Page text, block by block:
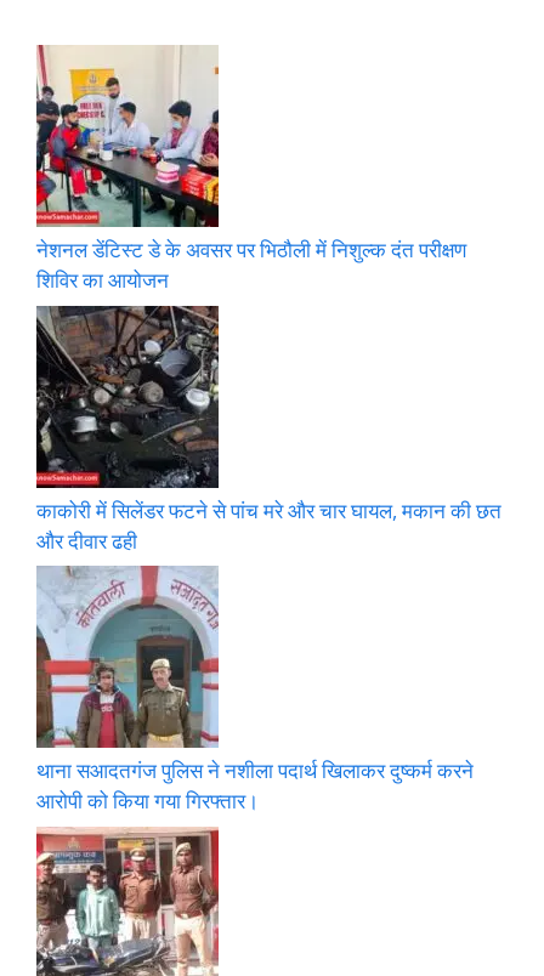
नेशनल डेंटिस्ट डे के अवसर पर भिठौली में निशुल्क दंत परीक्षण
शिविर का आयोजन
काकोरी में सिलेंडर फटने से पांच मरे और चार घायल, मकान की छत
और दीवार ढही
थाना सआदतगंज पुलिस ने नशीला पदार्थ खिलाकर दुष्कर्म करने
आरोपी को किया गया गिरफ्तार।